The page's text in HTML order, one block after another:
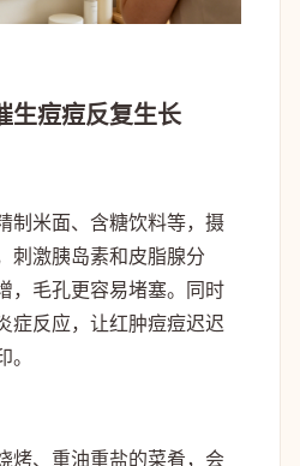
生痘痘反复生长
制米面、含糖饮料等，摄
刺激胰岛素和皮脂腺分
，毛孔更容易堵塞。同时
症反应，让红肿痘痘迟迟
烤、重油重盐的菜肴，会